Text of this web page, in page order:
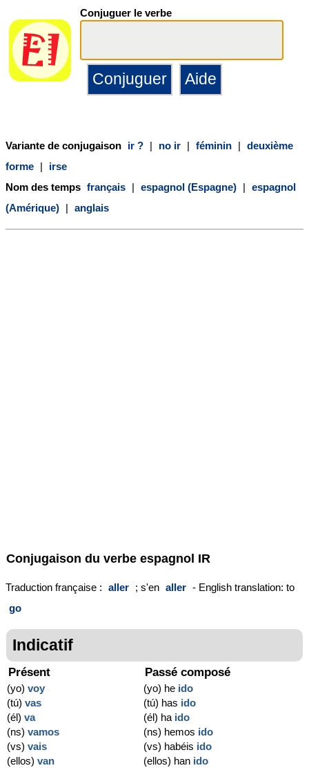
Conjuguer le verbe
Variante de conjugaison ir ? | no ir | féminin | deuxième
forme |
irse
Nom des temps français | espagnol (Espagne) | espagnol
(Amérique) | anglais
Conjugaison du verbe espagnol IR
Traduction française : aller ; s'en aller - English translation: to
go
Indicatif
Présent
(yo) voy
(tú) vas
(él) va
(ns) vamos
(vs) vais
(ellos) van
Passé composé
(yo) he ido
(tú) has ido
(él) ha ido
(ns) hemos ido
(vs) habéis ido
(ellos) han ido